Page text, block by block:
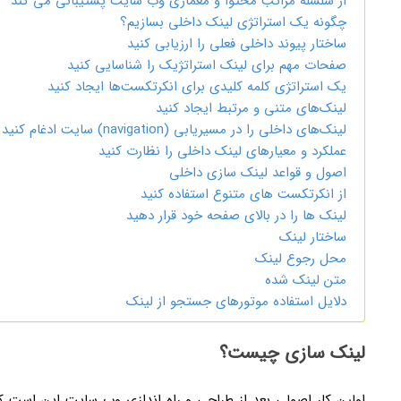
چگونه یک استراتژی لینک داخلی بسازیم؟
ساختار پیوند داخلی فعلی را ارزیابی کنید
صفحات مهم برای لینک استراتژیک را شناسایی کنید
یک استراتژی کلمه کلیدی برای انکرتکست‌ها ایجاد کنید
لینک‌های متنی و مرتبط ایجاد کنید
لینک‌های داخلی را در مسیریابی (navigation) سایت ادغام کنید
عملکرد و معیارهای لینک داخلی را نظارت کنید
اصول و قواعد لینک سازی داخلی
از انکرتکست های متنوع استفاده کنید
لینک ها را در بالای صفحه خود قرار دهید
ساختار لینک
محل رجوع لینک
متن لینک شده
دلایل استفاده موتورهای جستجو از لینک
لینک سازی چیست؟